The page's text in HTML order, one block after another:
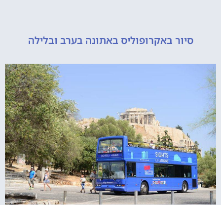
באקרופוליס באתונה בערב ובלילה